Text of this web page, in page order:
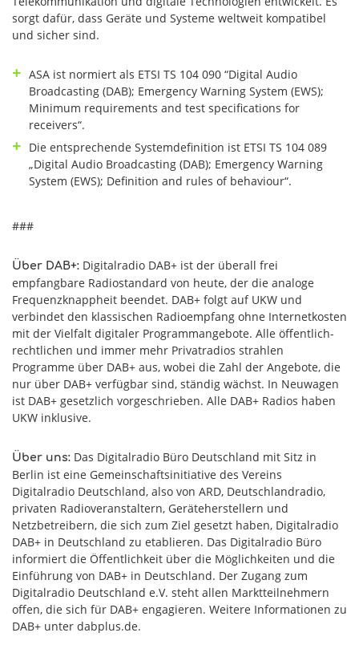
sorgt dafür, dass Geräte und Systeme weltweit kompatibel
und sicher sind.
ASA ist normiert als ETSI TS 104 090 “Digital Audio
Broadcasting (DAB); Emergency Warning System (EWS);
Minimum requirements and test specifications for
receivers“.
Die entsprechende Systemdefinition ist ETSI TS 104 089
„Digital Audio Broadcasting (DAB); Emergency Warning
System (EWS); Definition and rules of behaviour“.
###
Über DAB+: Digitalradio DAB+ ist der überall frei
empfangbare Radiostandard von heute, der die analoge
Frequenzknappheit beendet. DAB+ folgt auf UKW und
verbindet den klassischen Radioempfang ohne Internetkosten
mit der Vielfalt digitaler Programmangebote. Alle öffentlich-
rechtlichen und immer mehr Privatradios strahlen
Programme über DAB+ aus, wobei die Zahl der Angebote, die
nur über DAB+ verfügbar sind, ständig wächst. In Neuwagen
ist DAB+ gesetzlich vorgeschrieben. Alle DAB+ Radios haben
UKW inklusive.
Über uns: Das Digitalradio Büro Deutschland mit Sitz in
Berlin ist eine Gemeinschaftsinitiative des Vereins
Digitalradio Deutschland, also von ARD, Deutschlandradio,
privaten Radioveranstaltern, Geräteherstellern und
Netzbetreibern, die sich zum Ziel gesetzt haben, Digitalradio
DAB+ in Deutschland zu etablieren. Das Digitalradio Büro
informiert die Öffentlichkeit über die Möglichkeiten und die
Einführung von DAB+ in Deutschland. Der Zugang zum
Digitalradio Deutschland e.V. steht allen Marktteilnehmern
offen, die sich für DAB+ engagieren. Weitere Informationen zu
DAB+ unter dabplus.de.